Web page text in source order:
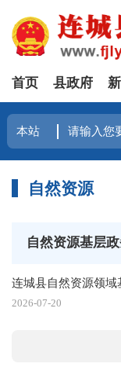
首页 县政府
自然资源
自然资源基层
连城县自然资源领
2026-07-20